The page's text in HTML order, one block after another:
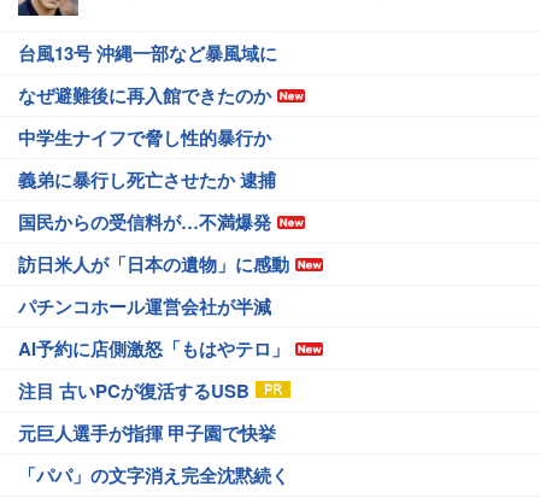
台風13号 沖縄一部など暴風域に
なぜ避難後に再入館できたのか
中学生ナイフで脅し性的暴行か
義弟に暴行し死亡させたか 逮捕
国民からの受信料が…不満爆発
訪日米人が「日本の遺物」に感動
パチンコホール運営会社が半減
AI予約に店側激怒「もはやテロ」
注目 古いPCが復活するUSB
元巨人選手が指揮 甲子園で快挙
「パパ」の文字消え完全沈黙続く